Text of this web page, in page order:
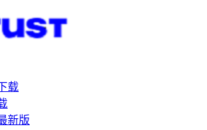
载
新版